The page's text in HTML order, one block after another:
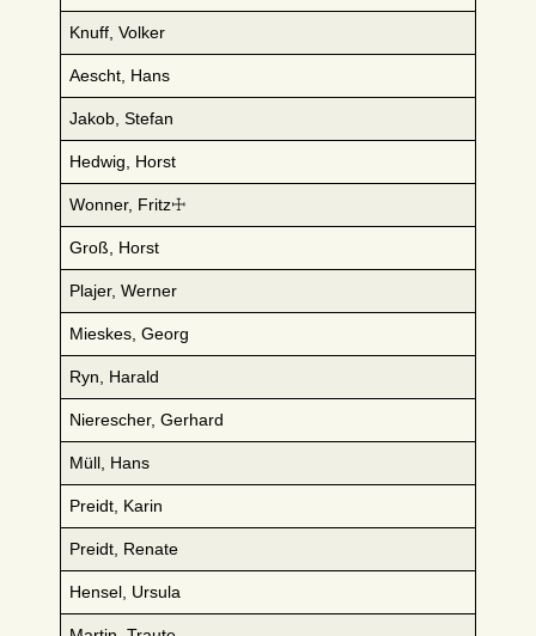
Knuff, Volker
Aescht, Hans
Jakob, Stefan
Hedwig, Horst
Wonner, Fritz☩
Groß, Horst
Plajer, Werner
Mieskes, Georg
Ryn, Harald
Nierescher, Gerhard
Müll, Hans
Preidt, Karin
Preidt, Renate
Hensel, Ursula